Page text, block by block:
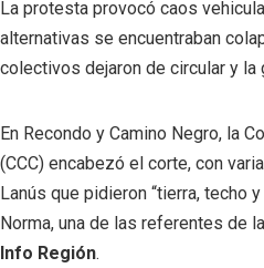
La protesta provocó caos
alternativas se encuentraban
colectivos dejaron de circular y la
En Recondo y Camino Negro, la
(CCC) encabezó el corte, con
Lanús que pidieron “tierra, techo
Norma, una de las referentes de
Info Región.